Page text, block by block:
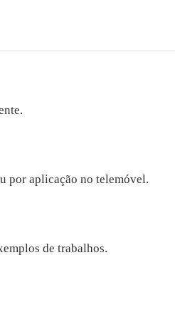
por aplicação no telemóvel.
de trabalhos.